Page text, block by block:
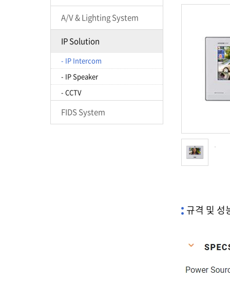
A/V & Lighting System
IP Solution
- IP Intercom
- IP Speaker
- CCTV
FIDS System
규격 및 성